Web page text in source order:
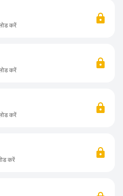
करें
करें
करें
करें